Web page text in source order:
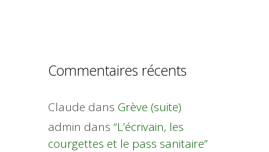
Commentaires récents
Claude dans Grève (suite)
admin dans “L’écrivain, les
courgettes et le pass sanitaire”